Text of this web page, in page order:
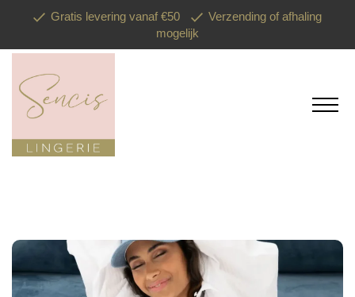
Gratis levering vanaf €50
Verzending of afhaling
mogelijk